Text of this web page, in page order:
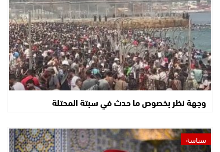
وجهة نظر بخصوص ما حدث في سبتة المحتلة
سياسة